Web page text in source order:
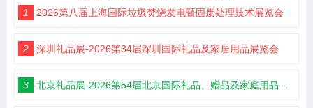
1 2026第八届上海国际垃圾焚烧发电暨固废处理技术展览会
2 深圳礼品展-2026第34届深圳国际礼品及家居用品展览会
3 北京礼品展-2026第54届北京国际礼品、赠品及家庭用品展览会